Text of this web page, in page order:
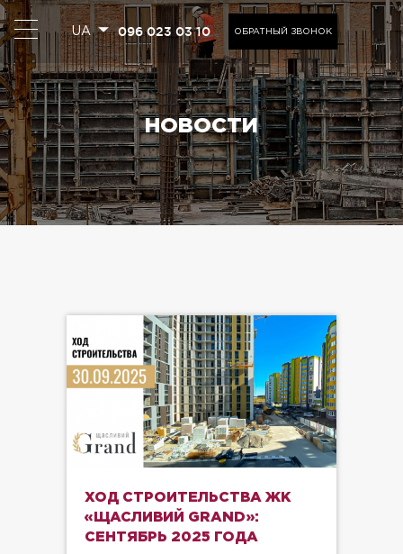
UA 096 023 03 10 ОБРАТНЫЙ ЗВОНОК
НОВОСТИ
ХОД СТРОИТЕЛЬСТВА ЖК
«ЩАСЛИВИЙ GRAND»:
СЕНТЯБРЬ 2025 ГОДА